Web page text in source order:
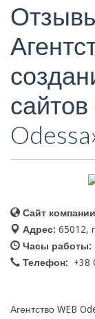
Красота
сайтов
Сайт
Адрес: 65012,
Часы работы:
Телефон:
+38
Агентство WEB